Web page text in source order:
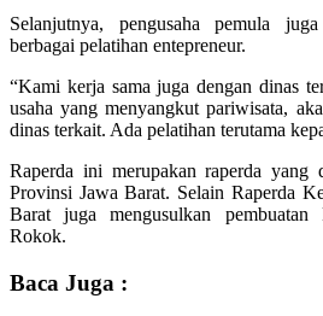
Selanjutnya, pengusaha pemula
berbagai pelatihan entepreneur.
“Kami kerja sama juga dengan dinas
usaha yang menyangkut pariwisata,
dinas terkait. Ada pelatihan terutama
Raperda ini merupakan raperda
Provinsi Jawa Barat. Selain Raperda
Barat juga mengusulkan pembuatan
Rokok.
Baca Juga :